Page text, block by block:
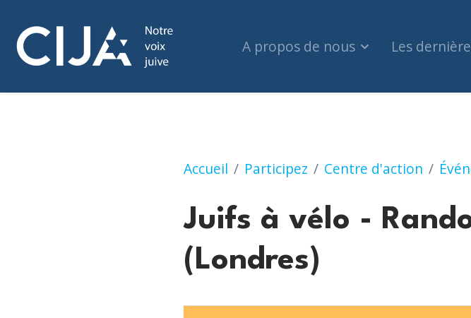
A propos de nous Les
Accueil Participez Centre d'action
Juifs à vélo - Randonnée à vélo (Londres)
Juifs à vélo -
(Londres)